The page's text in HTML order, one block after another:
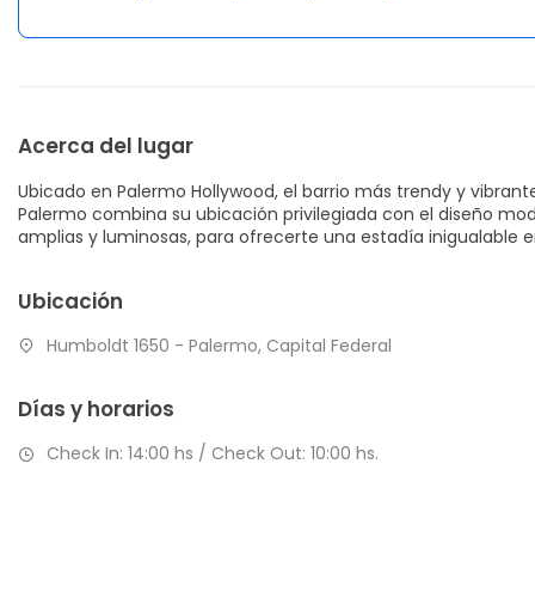
Acerca del lugar
Ubicado en Palermo Hollywood, el barrio más trendy y
Palermo combina su ubicación privilegiada con el diseño
amplias y luminosas, para ofrecerte una estadía inigualable
Ubicación
Humboldt 1650 - Palermo, Capital Federal
Días y horarios
Check In: 14:00 hs / Check Out: 10:00 hs.